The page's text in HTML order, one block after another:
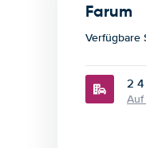
Farum
Verfügbare
2 4
Auf